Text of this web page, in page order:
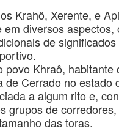
Xerente, e
em diversos aspectos,
de significados
Khraô, habitante
de Cerrado no estado
a algum rito e,
grupos de
das toras.